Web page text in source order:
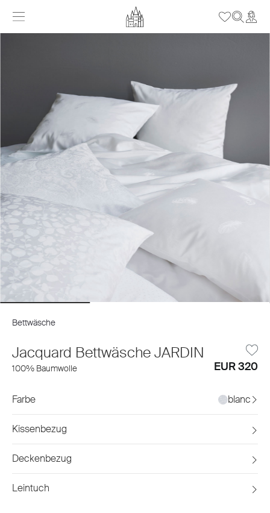
Bettwäsche
Jacquard Bettwäsche JARDIN
100% Baumwolle EUR 320
Farbe blanc
Kissenbezug
Deckenbezug
Leintuch